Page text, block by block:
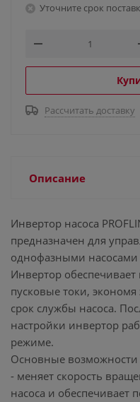
Уточните срок
Рассчитать доставку
Описание
Инвертор насоса
предназначен для
однофазными
Инвертор
пусковые токи,
срок службы насоса.
настройки инвертор
режиме.
Основные возможности
- меняет скорость
насоса и обеспечивает